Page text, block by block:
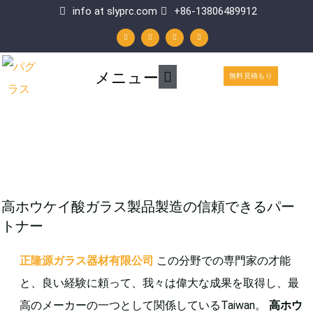
を
info at slyprc.com +86-13806489912
h
a
t
s
ェ
イ
ス
ブ
o
u
t
u
e
ン
ク
ト
イ
メ
ー
メニュー 無料見積もり
高ホウケイ酸ガラス製品製造の信頼できるパー
トナー
正隆源ガラス器材有限公司 この分野での専門家の才能
と、良い経験に頼って、我々は偉大な成果を取得し、最
高のメーカーの一つとして関係しているTaiwan。 高ホウ